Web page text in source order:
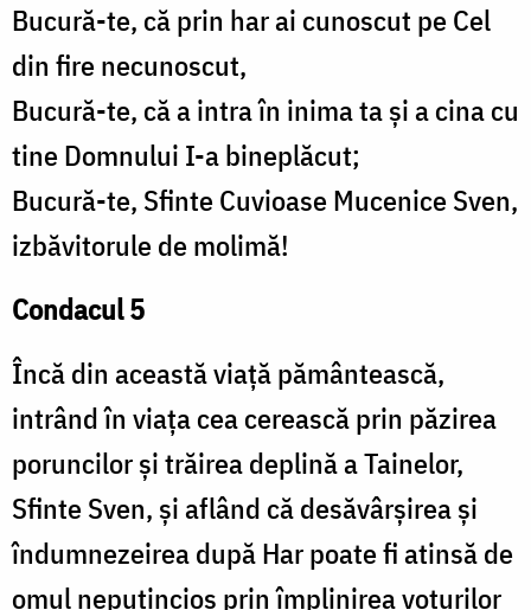
Bucură-te, că prin har ai cunoscut pe Cel
din fire necunoscut,
Bucură-te, că a intra în inima ta și a cina cu
tine Domnului I-a bineplăcut;
Bucură-te, Sfinte Cuvioase Mucenice Sven,
izbăvitorule de molimă!
Condacul 5
Încă din această viață pământească,
intrând în viața cea cerească prin păzirea
poruncilor și trăirea deplină a Tainelor,
Sfinte Sven, și aflând că desăvârșirea și
îndumnezeirea după Har poate fi atinsă de
omul neputincios prin împlinirea voturilor